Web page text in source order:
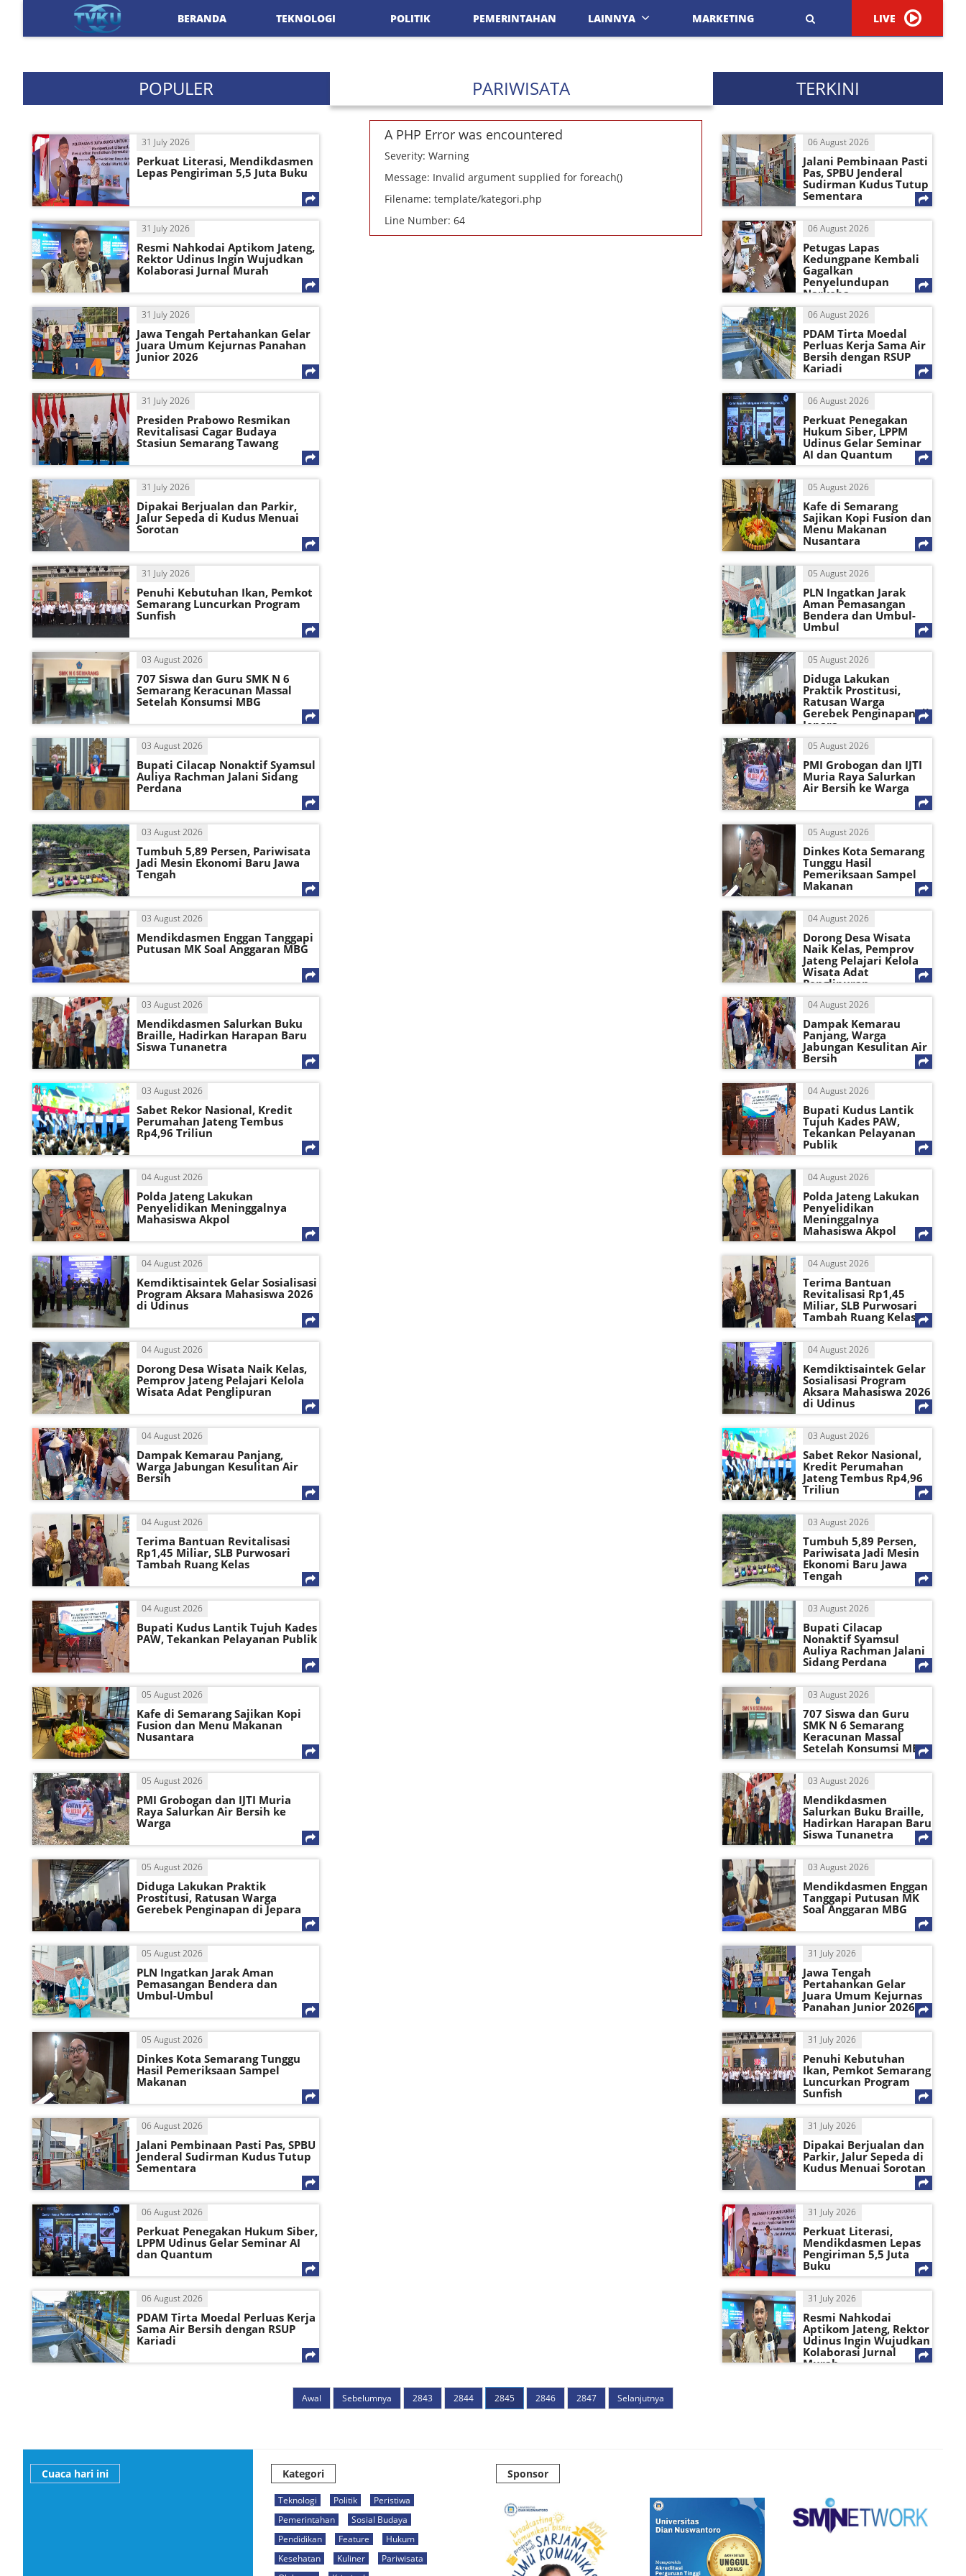
BERANDA TEKNOLOGI POLITIK PEMERINTAHAN LAINNYA MARKETING LIVE
POPULER PARIWISATA TERKINI
31 July 2026
Perkuat Literasi, Mendikdasmen
Lepas Pengiriman 5,5 Juta Buku
31 July 2026
Resmi Nahkodai Aptikom Jateng,
Rektor Udinus Ingin Wujudkan
Kolaborasi Jurnal Murah
31 July 2026
Jawa Tengah Pertahankan Gelar
Juara Umum Kejurnas Panahan
Junior 2026
31 July 2026
Presiden Prabowo Resmikan
Revitalisasi Cagar Budaya
Stasiun Semarang Tawang
31 July 2026
Dipakai Berjualan dan Parkir,
Jalur Sepeda di Kudus Menuai
Sorotan
31 July 2026
Penuhi Kebutuhan Ikan, Pemkot
Semarang Luncurkan Program
Sunfish
03 August 2026
707 Siswa dan Guru SMK N 6
Semarang Keracunan Massal
Setelah Konsumsi MBG
03 August 2026
Bupati Cilacap Nonaktif Syamsul
Auliya Rachman Jalani Sidang
Perdana
03 August 2026
Tumbuh 5,89 Persen, Pariwisata
Jadi Mesin Ekonomi Baru Jawa
Tengah
03 August 2026
Mendikdasmen Enggan Tanggapi
Putusan MK Soal Anggaran MBG
03 August 2026
Mendikdasmen Salurkan Buku
Braille, Hadirkan Harapan Baru
Siswa Tunanetra
03 August 2026
Sabet Rekor Nasional, Kredit
Perumahan Jateng Tembus
Rp4,96 Triliun
04 August 2026
Polda Jateng Lakukan
Penyelidikan Meninggalnya
Mahasiswa Akpol
04 August 2026
Kemdiktisaintek Gelar Sosialisasi
Program Aksara Mahasiswa 2026
di Udinus
04 August 2026
Dorong Desa Wisata Naik Kelas,
Pemprov Jateng Pelajari Kelola
Wisata Adat Penglipuran
04 August 2026
Dampak Kemarau Panjang,
Warga Jabungan Kesulitan Air
Bersih
04 August 2026
Terima Bantuan Revitalisasi
Rp1,45 Miliar, SLB Purwosari
Tambah Ruang Kelas
04 August 2026
Bupati Kudus Lantik Tujuh Kades
PAW, Tekankan Pelayanan Publik
05 August 2026
Kafe di Semarang Sajikan Kopi
Fusion dan Menu Makanan
Nusantara
05 August 2026
PMI Grobogan dan IJTI Muria
Raya Salurkan Air Bersih ke
Warga
05 August 2026
Diduga Lakukan Praktik
Prostitusi, Ratusan Warga
Gerebek Penginapan di Jepara
05 August 2026
PLN Ingatkan Jarak Aman
Pemasangan Bendera dan
Umbul-Umbul
05 August 2026
Dinkes Kota Semarang Tunggu
Hasil Pemeriksaan Sampel
Makanan
06 August 2026
Jalani Pembinaan Pasti Pas, SPBU
Jenderal Sudirman Kudus Tutup
Sementara
06 August 2026
Perkuat Penegakan Hukum Siber,
LPPM Udinus Gelar Seminar AI
dan Quantum
06 August 2026
PDAM Tirta Moedal Perluas Kerja
Sama Air Bersih dengan RSUP
Kariadi
A PHP Error was encountered
Severity: Warning
Message: Invalid argument supplied for foreach()
Filename: template/kategori.php
Line Number: 64
06 August 2026
Jalani Pembinaan Pasti
Pas, SPBU Jenderal
Sudirman Kudus Tutup
Sementara
06 August 2026
Petugas Lapas
Kedungpane Kembali
Gagalkan
Penyelundupan
Narkoba
06 August 2026
PDAM Tirta Moedal
Perluas Kerja Sama Air
Bersih dengan RSUP
Kariadi
06 August 2026
Perkuat Penegakan
Hukum Siber, LPPM
Udinus Gelar Seminar
AI dan Quantum
05 August 2026
Kafe di Semarang
Sajikan Kopi Fusion dan
Menu Makanan
Nusantara
05 August 2026
PLN Ingatkan Jarak
Aman Pemasangan
Bendera dan Umbul-
Umbul
05 August 2026
Diduga Lakukan
Praktik Prostitusi,
Ratusan Warga
Gerebek Penginapan di
Jepara
05 August 2026
PMI Grobogan dan IJTI
Muria Raya Salurkan
Air Bersih ke Warga
05 August 2026
Dinkes Kota Semarang
Tunggu Hasil
Pemeriksaan Sampel
Makanan
04 August 2026
Dorong Desa Wisata
Naik Kelas, Pemprov
Jateng Pelajari Kelola
Wisata Adat
Penglipuran
04 August 2026
Dampak Kemarau
Panjang, Warga
Jabungan Kesulitan Air
Bersih
04 August 2026
Bupati Kudus Lantik
Tujuh Kades PAW,
Tekankan Pelayanan
Publik
04 August 2026
Polda Jateng Lakukan
Penyelidikan
Meninggalnya
Mahasiswa Akpol
04 August 2026
Terima Bantuan
Revitalisasi Rp1,45
Miliar, SLB Purwosari
Tambah Ruang Kelas
04 August 2026
Kemdiktisaintek Gelar
Sosialisasi Program
Aksara Mahasiswa 2026
di Udinus
03 August 2026
Sabet Rekor Nasional,
Kredit Perumahan
Jateng Tembus Rp4,96
Triliun
03 August 2026
Tumbuh 5,89 Persen,
Pariwisata Jadi Mesin
Ekonomi Baru Jawa
Tengah
03 August 2026
Bupati Cilacap
Nonaktif Syamsul
Auliya Rachman Jalani
Sidang Perdana
03 August 2026
707 Siswa dan Guru
SMK N 6 Semarang
Keracunan Massal
Setelah Konsumsi MBG
03 August 2026
Mendikdasmen
Salurkan Buku Braille,
Hadirkan Harapan Baru
Siswa Tunanetra
03 August 2026
Mendikdasmen Enggan
Tanggapi Putusan MK
Soal Anggaran MBG
31 July 2026
Jawa Tengah
Pertahankan Gelar
Juara Umum Kejurnas
Panahan Junior 2026
31 July 2026
Penuhi Kebutuhan
Ikan, Pemkot Semarang
Luncurkan Program
Sunfish
31 July 2026
Dipakai Berjualan dan
Parkir, Jalur Sepeda di
Kudus Menuai Sorotan
31 July 2026
Perkuat Literasi,
Mendikdasmen Lepas
Pengiriman 5,5 Juta
Buku
31 July 2026
Resmi Nahkodai
Aptikom Jateng, Rektor
Udinus Ingin Wujudkan
Kolaborasi Jurnal
Murah
Awal Sebelumnya 2843 2844 2845 2846 2847 Selanjutnya
Cuaca hari ini Kategori
Teknologi Politik
Peristiwa
Pemerintahan
Sosial Budaya
Pendidikan
Feature
Hukum
Kesehatan
Kuliner
Pariwisata
Sponsor